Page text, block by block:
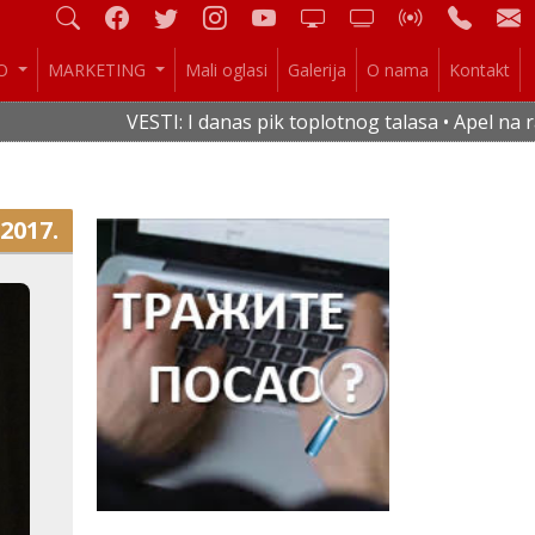
MARKETING Mali oglasi Galerija O nama Kontakt
VESTI: I danas pik toplotnog talasa • Apel na